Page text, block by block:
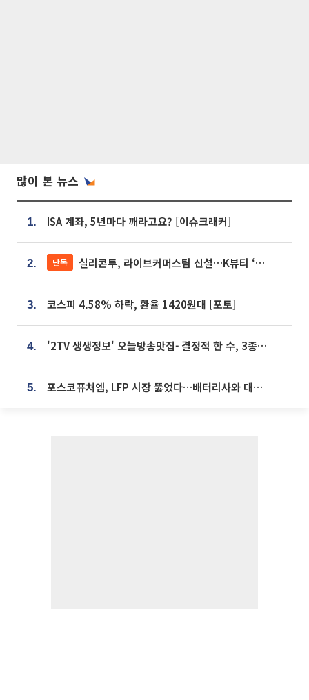
많이 본 뉴스
1. ISA 계좌, 5년마다 깨라고요? [이슈크래커]
2. 단독 실리콘투, 라이브커머스팀 신설…K뷰티 ‘글로벌 판매망’ 확대[K뷰티 라방戰]
3. 코스피 4.58% 하락, 환율 1420원대 [포토]
4. '2TV 생생정보' 오늘방송맛집- 결정적 한 수, 3종 메밀면! 메밀 소바 맛집 '의○○○○'
5. 포스코퓨처엠, LFP 시장 뚫었다…배터리사와 대규모 장기 공급 합의